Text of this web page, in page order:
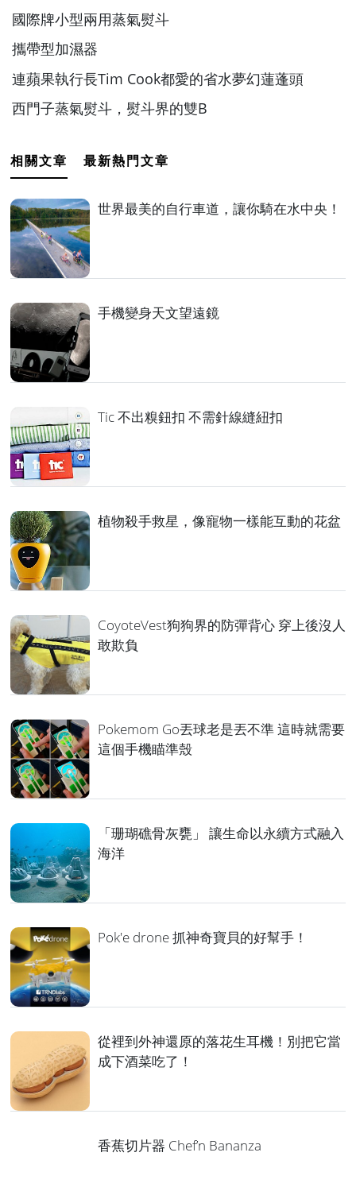
國際牌小型兩用蒸氣熨斗
攜帶型加濕器
連蘋果執行長Tim Cook都愛的省水夢幻蓮蓬頭
西門子蒸氣熨斗，熨斗界的雙B
相關文章 最新熱門文章
世界最美的自行車道，讓你騎在水中央！
手機變身天文望遠鏡
Tic 不出糗鈕扣 不需針線縫紐扣
植物殺手救星，像寵物一樣能互動的花盆
CoyoteVest狗狗界的防彈背心 穿上後沒人
敢欺負
Pokemom Go丟球老是丟不準 這時就需要
這個手機瞄準殼
「珊瑚礁骨灰甕」 讓生命以永續方式融入
海洋
Pok'e drone 抓神奇寶貝的好幫手！
從裡到外神還原的落花生耳機！別把它當
成下酒菜吃了！
香蕉切片器 Chef’n Bananza